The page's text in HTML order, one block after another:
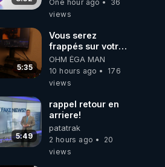
One hour ago
36
views
5:35
Vous serez
frappés sur votre
sol européens par
la faute des
dirigeants qui
le nez
OHM ÉGA MAN
10 hours ago
176
views
5:49
rappel retour en
arriere!
patatrak
2 hours ago
20
views